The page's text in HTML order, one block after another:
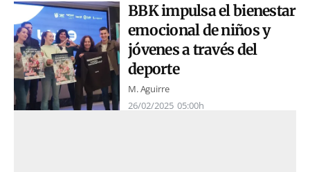
BBK impulsa el bienestar
emocional de niños y
jóvenes a través del
deporte
M. Aguirre
26/02/2025 05:00h